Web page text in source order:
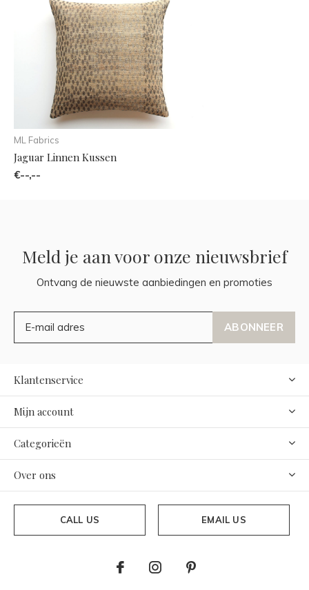
ML Fabrics
Jaguar Linnen Kussen
€--,--
Meld je aan voor onze nieuwsbrief
Ontvang de nieuwste aanbiedingen en promoties
ABONNEER
Klantenservice
Mijn account
Categorieën
Over ons
CALL US EMAIL US